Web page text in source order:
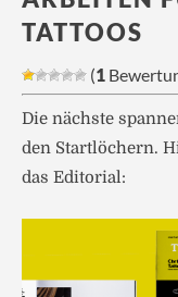
TATTOOS
(1
Die nächste
den Startlöchern.
das Editorial: